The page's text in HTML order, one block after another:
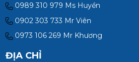
0989 310 979 Ms Huyền
0902 303 733 Mr Viên
0973 106 269 Mr Khương
ĐỊA CHỈ